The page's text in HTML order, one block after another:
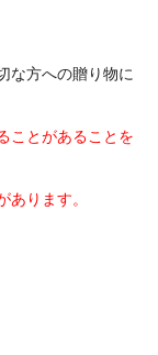
な方への贈り物に
ことがあることを
ります。